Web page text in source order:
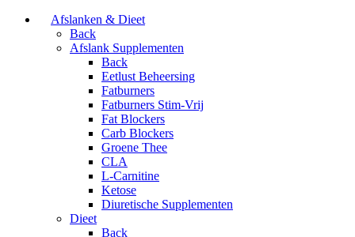
Afslanken & Dieet
Back
Afslank Supplementen
Back
Eetlust Beheersing
Fatburners
Fatburners Stim-Vrij
Fat Blockers
Carb Blockers
Groene Thee
CLA
L-Carnitine
Ketose
Diuretische Supplementen
Dieet
Back